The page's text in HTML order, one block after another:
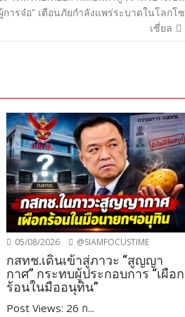
ารจ๋อ” เตือนภัยกำลังแพร่ระบาดในโลกโซ
เชี่ยล
05/08/2026 @SIAMFOCUSTIME
กสทช.เดินเข้าสู่ภาวะ “สูญญา
กาศ” กระทบผู้ประกอบการ “เผือก
ร้อนในมืออนุทิน”
Post Views: 26 ก...